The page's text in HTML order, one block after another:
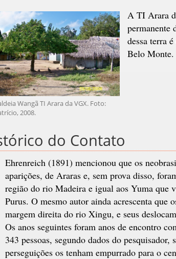
Wangã TI Arara da VGX. Foto:
2008.
A TI Arara
permanente
dessa terra
Belo Monte.
do Contato
Ehrenreich (1891) mencionou que os
aparições, de Araras e, sem prova disso,
região do rio Madeira e igual aos Yuma
Purus. O mesmo autor ainda acrescenta que
margem direita do rio Xingu, e seus
Os anos seguintes foram anos de encontro
343 pessoas, segundo dados do
perseguições os tenham empurrado para o